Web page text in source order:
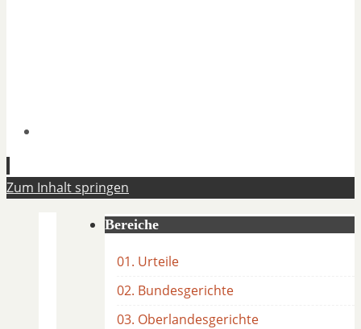
Zum Inhalt springen
Bereiche
01. Urteile
02. Bundesgerichte
03. Oberlandesgerichte